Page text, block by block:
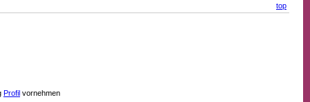
top
Profil vornehmen